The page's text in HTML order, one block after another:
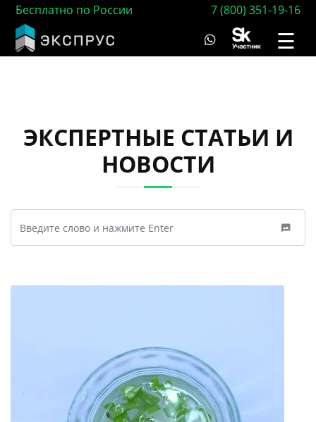
Бесплатно по России 7 (800) 351-19-16
☰
ЭКСПЕРТНЫЕ СТАТЬИ И
НОВОСТИ